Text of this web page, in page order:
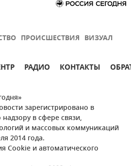
ПРОИСШЕСТВИЯ ВИЗУАЛ
РАДИО КОНТАКТЫ
зарегистрировано в
в сфере связи,
и массовых коммуникаций
2014 года.
Cookie и автоматического